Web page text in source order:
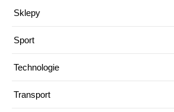
Sklepy
Sport
Technologie
Transport